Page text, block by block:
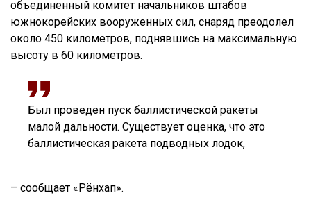
объединенный комитет начальников штабов
южнокорейских вооруженных сил, снаряд преодолел
около 450 километров, поднявшись на максимальную
высоту в 60 километров.
Был проведен пуск баллистической ракеты
малой дальности. Существует оценка, что это
баллистическая ракета подводных лодок,
– сообщает «Рёнхап».